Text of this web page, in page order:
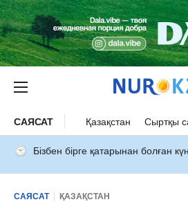
САЯСАТ Қазақстан Сыртқы
Бізбен бірге қатарынан болған
САЯСАТ ҚАЗАҚСТАН